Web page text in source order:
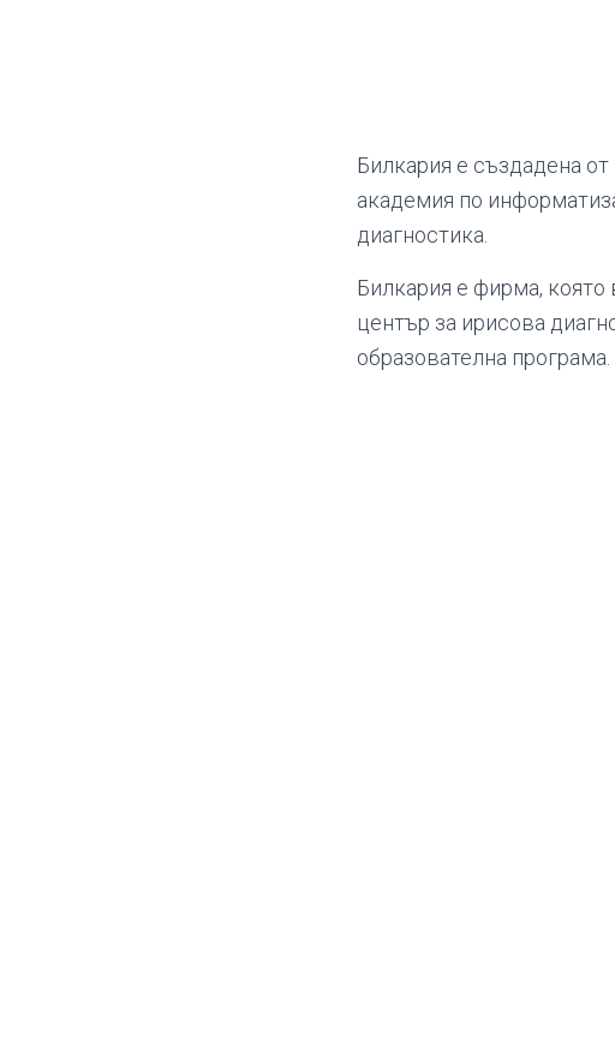
Билкария е създадена
академия по
диагностика.
Билкария е фирма, която
център за ирисова
образователна програма.